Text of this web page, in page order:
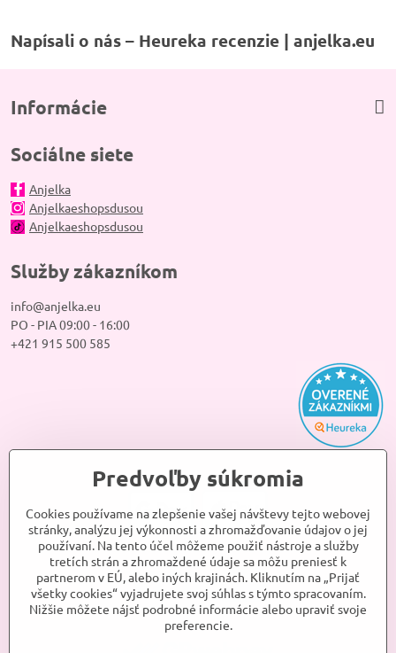
Napísali o nás – Heureka recenzie | anjelka.eu
Informácie
Sociálne siete
Anjelka
Anjelkaeshopsdusou
Anjelkaeshopsdusou
Služby zákazníkom
info@anjelka.eu
PO - PIA 09:00 - 16:00
+421 915 500 585
Predvoľby súkromia
Cookies používame na zlepšenie vašej návštevy tejto webovej
stránky, analýzu jej výkonnosti a zhromažďovanie údajov o jej
používaní. Na tento účel môžeme použiť nástroje a služby
tretích strán a zhromaždené údaje sa môžu preniesť k
partnerom v EÚ, alebo iných krajinách. Kliknutím na „Prijať
všetky cookies“ vyjadrujete svoj súhlas s týmto spracovaním.
Nižšie môžete nájsť podrobné informácie alebo upraviť svoje
preferencie.